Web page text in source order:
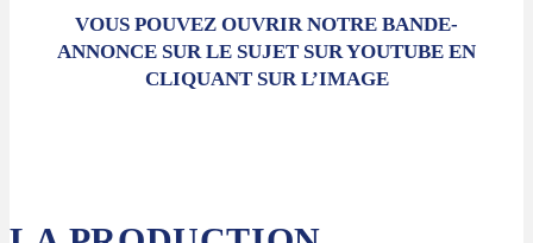
VOUS POUVEZ OUVRIR NOTRE BANDE-
ANNONCE SUR LE SUJET SUR YOUTUBE EN
CLIQUANT SUR L’IMAGE